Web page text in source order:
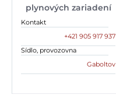
plynových zariadení
Kontakt
+421 905 917 937
Sídlo, provozovna
Gaboltov